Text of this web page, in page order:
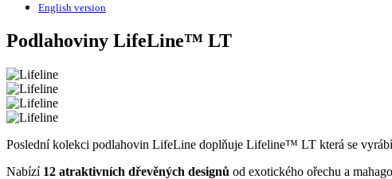
English version
Podlahoviny LifeLine™ LT
Poslední kolekci podlahovin LifeLine doplňuje Lifeline™ LT která se
Nabízí 12 atraktivních dřevěných designů od exotického ořechu a